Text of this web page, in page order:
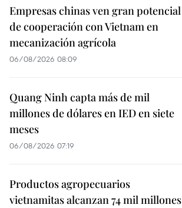
Empresas chinas ven gran potencial
de cooperación con Vietnam en
mecanización agrícola
06/08/2026 08:09
Quang Ninh capta más de mil
millones de dólares en IED en siete
meses
06/08/2026 07:19
Productos agropecuarios
vietnamitas alcanzan 74 mil millones